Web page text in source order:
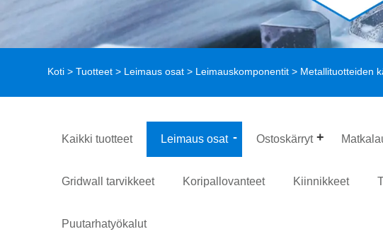
Koti > Tuotteet > Leimaus osat > Leimauskomponentit > Metallituotteiden
Kaikki tuotteet Leimaus osat Ostoskärryt
Gridwall tarvikkeet Koripallovanteet Kiinnikkeet
Puutarhatyökalut